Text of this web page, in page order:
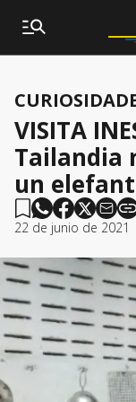
VISITA
Tailandia
un
22 de junio de 2021